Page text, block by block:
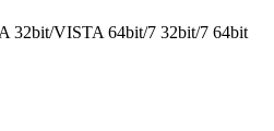
32bit/VISTA 64bit/7 32bit/7 64bit